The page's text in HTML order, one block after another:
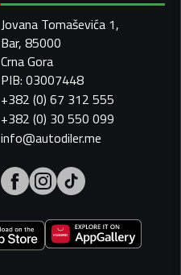
Jovana Tomaševića 1,
Bar, 85000
Crna Gora
PIB: 03007448
+382 (0) 67 312 555
+382 (0) 30 550 099
info@autodiler.me